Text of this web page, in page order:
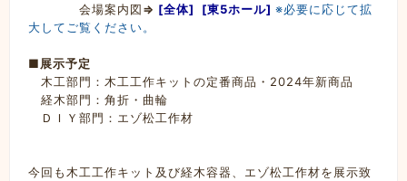
会場案内図⇒ [全体] [東5ホール] ※必要に応じて拡
大してご覧ください。
■展示予定
木工部門：木工工作キットの定番商品・2024年新商品
経木部門：角折・曲輪
ＤＩＹ部門：エゾ松工作材
今回も木工工作キット及び経木容器、エゾ松工作材を展示致